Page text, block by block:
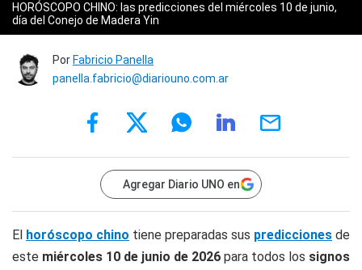
HORÓSCOPO CHINO: las predicciones del miércoles 10 de junio,
día del Conejo de Madera Yin
Por Fabricio Panella
panella.fabricio@diariouno.com.ar
Agregar Diario UNO en
El horóscopo chino tiene preparadas sus predicciones de
este miércoles 10 de junio de 2026 para todos los signos